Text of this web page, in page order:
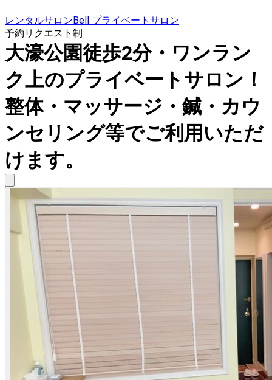
レンタルサロンBell プライベートサロン
予約リクエスト制
大濠公園徒歩2分・ワンラン
ク上のプライベートサロン！
整体・マッサージ・鍼・カウ
ンセリング等でご利用いただ
けます。